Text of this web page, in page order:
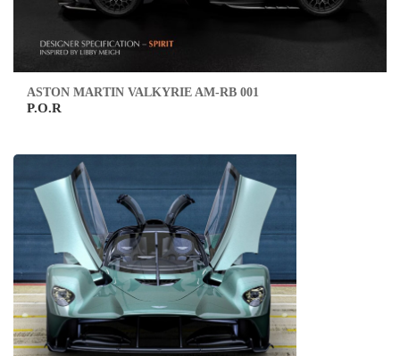
ASTON MARTIN VALKYRIE AM-RB 001
P.O.R